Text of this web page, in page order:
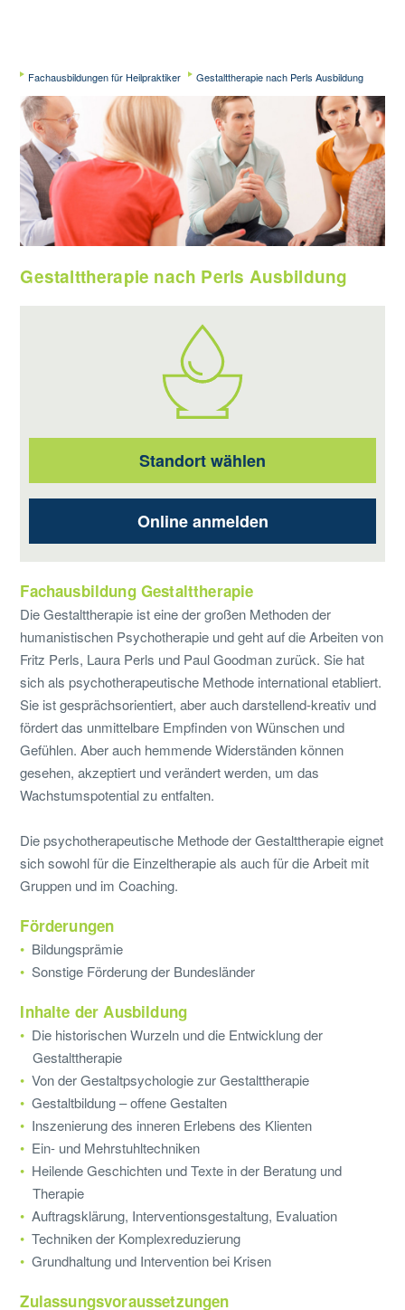
Fachausbildungen für Heilpraktiker Gestalttherapie nach Perls Ausbildung
Gestalttherapie nach Perls Ausbildung
Standort wählen
Online anmelden
Fachausbildung Gestalttherapie
Die Gestalttherapie ist eine der großen Methoden der
humanistischen Psychotherapie und geht auf die Arbeiten von
Fritz Perls, Laura Perls und Paul Goodman zurück. Sie hat
sich als psychotherapeutische Methode international etabliert.
Sie ist gesprächsorientiert, aber auch darstellend-kreativ und
fördert das unmittelbare Empfinden von Wünschen und
Gefühlen. Aber auch hemmende Widerständen können
gesehen, akzeptiert und verändert werden, um das
Wachstumspotential zu entfalten.
Die psychotherapeutische Methode der Gestalttherapie eignet
sich sowohl für die Einzeltherapie als auch für die Arbeit mit
Gruppen und im Coaching.
Förderungen
Bildungsprämie
Sonstige Förderung der Bundesländer
Inhalte der Ausbildung
Die historischen Wurzeln und die Entwicklung der
Gestalttherapie
Von der Gestaltpsychologie zur Gestalttherapie
Gestaltbildung – offene Gestalten
Inszenierung des inneren Erlebens des Klienten
Ein- und Mehrstuhltechniken
Heilende Geschichten und Texte in der Beratung und
Therapie
Auftragsklärung, Interventionsgestaltung, Evaluation
Techniken der Komplexreduzierung
Grundhaltung und Intervention bei Krisen
Zulassungsvoraussetzungen